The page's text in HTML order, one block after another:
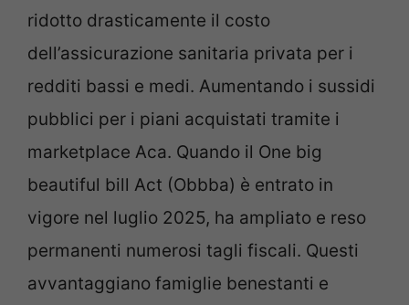
ridotto drasticamente il costo
dell’assicurazione sanitaria privata per i
redditi bassi e medi. Aumentando i sussidi
pubblici per i piani acquistati tramite i
marketplace Aca. Quando il One big
beautiful bill Act (Obbba) è entrato in
vigore nel luglio 2025, ha ampliato e reso
permanenti numerosi tagli fiscali. Questi
avvantaggiano famiglie benestanti e